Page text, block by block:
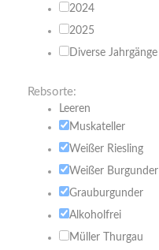
2024
2025
Diverse Jahrgänge
Rebsorte:
Leeren
Muskateller
Weißer Riesling
Weißer Burgunder
Grauburgunder
Alkoholfrei
Müller Thurgau